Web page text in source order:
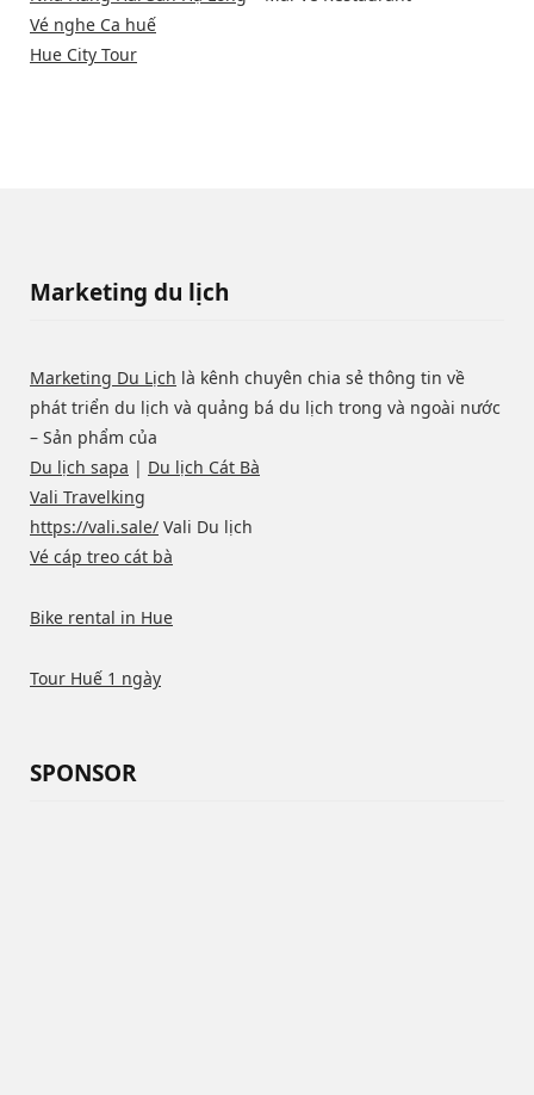
Vé nghe Ca huế
Hue City Tour
Marketing du lịch
Marketing Du Lịch là kênh chuyên chia sẻ thông tin về
phát triển du lịch và quảng bá du lịch trong và ngoài nước
– Sản phẩm của
Du lịch sapa | Du lịch Cát Bà
Vali Travelking
https://vali.sale/ Vali Du lịch
Vé cáp treo cát bà
Bike rental in Hue
Tour Huế 1 ngày
SPONSOR